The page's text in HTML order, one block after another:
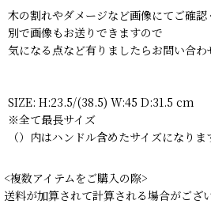
木の割れやダメージなど画像にてご確認
別で画像もお送りできますので
気になる点など有りましたらお問い合わ
SIZE: H:23.5/(38.5) W:45 D:31.5 cm
※全て最長サイズ
（）内はハンドル含めたサイズになりま
<複数アイテムをご購入の際>
送料が加算されて計算される場合がござい